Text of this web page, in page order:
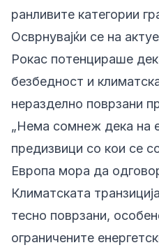
ранливите категории
Осврнувајќи се на
Рокас потенцираше
безбедност и
неразделно поврзани
„Нема сомнеж дека на
предизвици со кои се
Европа мора да
Климатската
тесно поврзани,
ограничените